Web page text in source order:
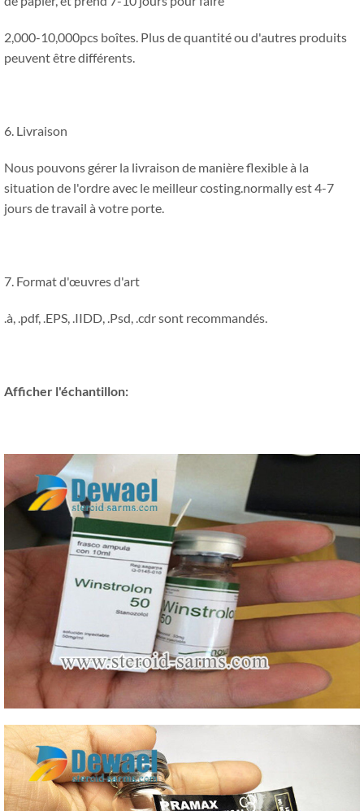
2,000-10,000pcs boîtes. Plus de quantité ou d'autres produits
peuvent être différents.
6. Livraison
Nous pouvons gérer la livraison de manière flexible à la
situation de l'ordre avec le meilleur costing.normally est 4-7
jours de travail à votre porte.
7. Format d'œuvres d'art
.à, .pdf, .EPS, .IIDD, .Psd, .cdr sont recommandés.
Afficher l'échantillon: